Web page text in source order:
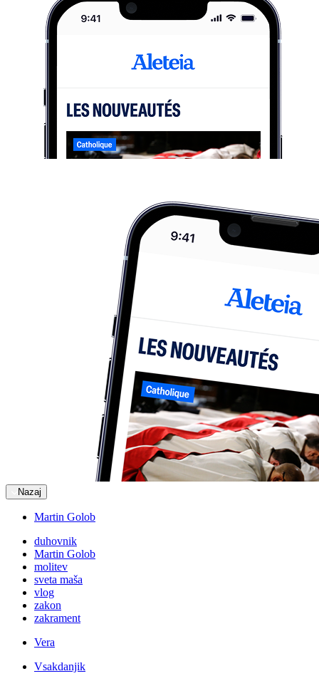
Nazaj
Martin Golob
duhovnik
Martin Golob
molitev
sveta maša
vlog
zakon
zakrament
Vera
Vsakdanjik